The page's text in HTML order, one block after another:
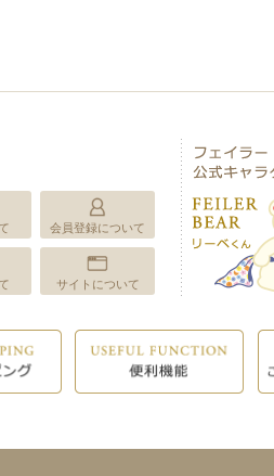
会員登録について
サイトについて